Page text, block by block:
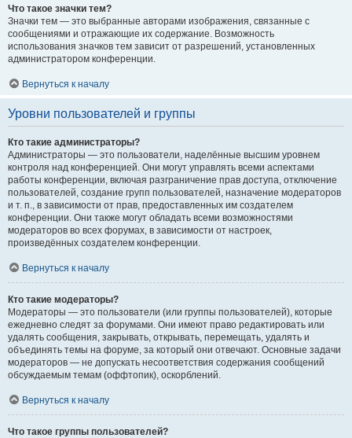
Что такое значки тем?
Значки тем — это выбранные авторами изображения, связанные с
сообщениями и отражающие их содержание. Возможность
использования значков тем зависит от разрешений, установленных
администратором конференции.
Вернуться к началу
Уровни пользователей и группы
Кто такие администраторы?
Администраторы — это пользователи, наделённые высшим уровнем
контроля над конференцией. Они могут управлять всеми аспектами
работы конференции, включая разграничение прав доступа, отключение
пользователей, создание групп пользователей, назначение модераторов
и т. п., в зависимости от прав, предоставленных им создателем
конференции. Они также могут обладать всеми возможностями
модераторов во всех форумах, в зависимости от настроек,
произведённых создателем конференции.
Вернуться к началу
Кто такие модераторы?
Модераторы — это пользователи (или группы пользователей), которые
ежедневно следят за форумами. Они имеют право редактировать или
удалять сообщения, закрывать, открывать, перемещать, удалять и
объединять темы на форуме, за который они отвечают. Основные задачи
модераторов — не допускать несоответствия содержания сообщений
обсуждаемым темам (оффтопик), оскорблений.
Вернуться к началу
Что такое группы пользователей?